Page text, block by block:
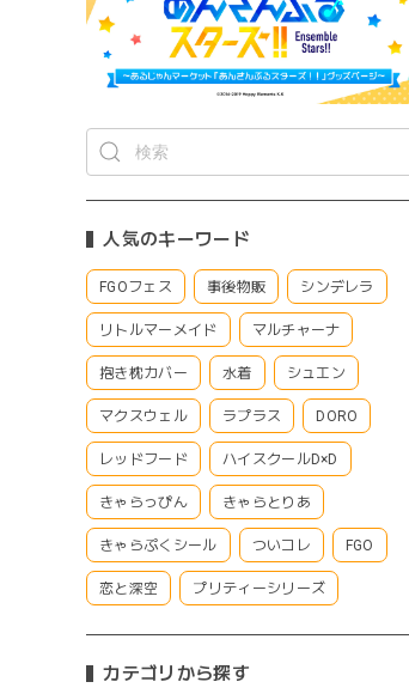
人気のキーワード
FGOフェス 事後物販 シンデレラ
リトルマーメイド マルチャーナ
抱き枕カバー 水着 シュエン
マクスウェル ラプラス DORO
レッドフード ハイスクールD×D
きゃらっぴん きゃらとりあ
きゃらぷくシール ついコレ FGO
恋と深空 プリティーシリーズ
カテゴリから探す